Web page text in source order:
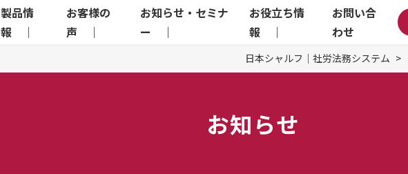
製品情
報 ｜
お客様の
声 ｜
お知らせ・セミナ
ー ｜
お役立ち情
報 ｜
お問い合
わせ
日本シャルフ｜社労法務システム
お知らせ